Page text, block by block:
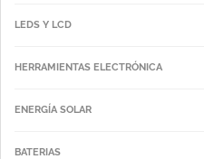
LEDS Y LCD
HERRAMIENTAS ELECTRÓNICA
ENERGÍA SOLAR
BATERIAS